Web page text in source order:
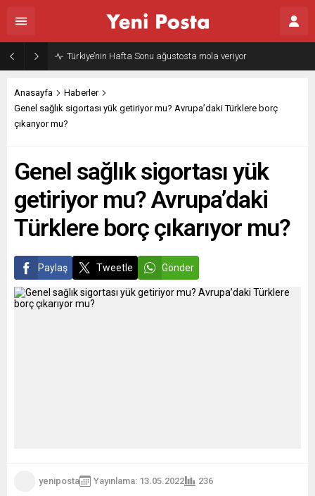
Gazze’nin geleceği: Teknokratik kontrol mü, kolonializm mi?
Anasayfa
Haberler
Genel sağlık sigortası yük getiriyor mu? Avrupa’daki Türklere borç
çıkarıyor mu?
Genel sağlık sigortası yük
getiriyor mu? Avrupa’daki
Türklere borç çıkarıyor mu?
Paylaş Tweetle Gönder
yeniposta Yayınlama: 13.05.2022 236